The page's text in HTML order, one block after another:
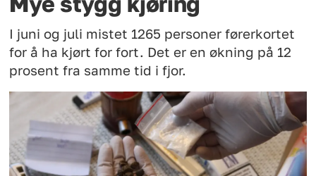
I juni og juli mistet 1265 personer førerkortet
for å ha kjørt for fort. Det er en økning på 12
prosent fra samme tid i fjor.